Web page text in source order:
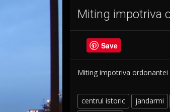
Miting impotriva
Save
Miting impotriva ordonantei
centrul istoric jandarmi